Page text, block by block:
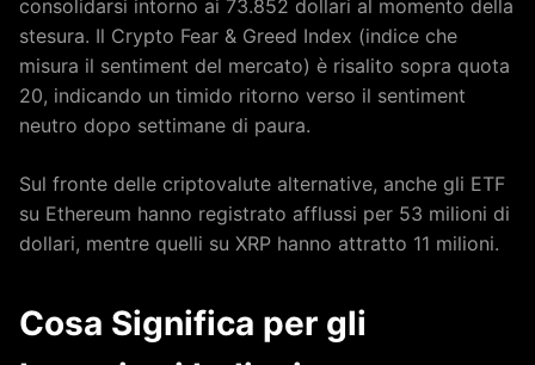
consolidarsi intorno ai 73.852 dollari al momento della
stesura. Il Crypto Fear & Greed Index (indice che
misura il sentiment del mercato) è risalito sopra quota
20, indicando un timido ritorno verso il sentiment
neutro dopo settimane di paura.
Sul fronte delle criptovalute alternative, anche gli ETF
su Ethereum hanno registrato afflussi per 53 milioni di
dollari, mentre quelli su XRP hanno attratto 11 milioni.
Cosa Significa per gli